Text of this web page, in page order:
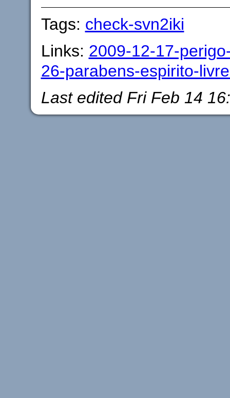
Tags: check-svn2iki
Links: 2009-12-17-
26-parabens-espirito-
Last edited Fri Feb 14